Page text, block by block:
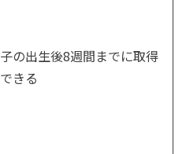
子の出生後8週間までに取得
できる